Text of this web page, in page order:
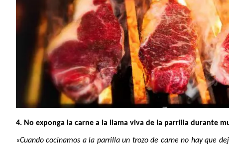
4. No exponga la carne a la llama viva de la parrilla durante
«Cuando cocinamos a la parrilla un trozo de carne no hay que